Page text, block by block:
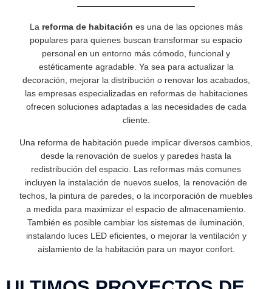
La reforma de habitación es una de las opciones más
populares para quienes buscan transformar su espacio
personal en un entorno más cómodo, funcional y
estéticamente agradable. Ya sea para actualizar la
decoración, mejorar la distribución o renovar los acabados,
las empresas especializadas en reformas de habitaciones
ofrecen soluciones adaptadas a las necesidades de cada
cliente.
Una reforma de habitación puede implicar diversos cambios,
desde la renovación de suelos y paredes hasta la
redistribución del espacio. Las reformas más comunes
incluyen la instalación de nuevos suelos, la renovación de
techos, la pintura de paredes, o la incorporación de muebles
a medida para maximizar el espacio de almacenamiento.
También es posible cambiar los sistemas de iluminación,
instalando luces LED eficientes, o mejorar la ventilación y
aislamiento de la habitación para un mayor confort.